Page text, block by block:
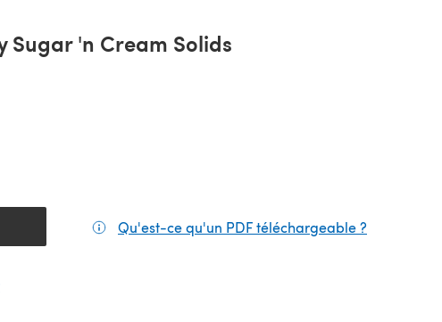
Sugar 'n Cream Solids
nouvel onglet) Qu'est-ce qu'un PDF téléchargeable ?